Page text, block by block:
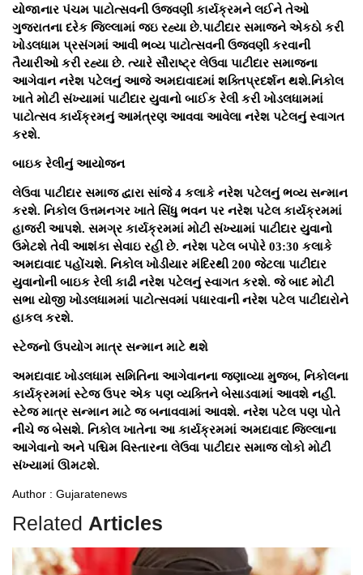
યોજાનાર પંચમ પાટોત્સવની ઉજવણી કાર્યક્રમને લઈને તેઓ
ગુજરાતના દરેક જિલ્લામાં જઇ રહ્યા છે.પાટીદાર સમાજને એકઠો કરી
ખોડલધામ પ્રસંગમાં આવી ભવ્ય પાટોત્સવની ઉજવણી કરવાની
તૈયારીઓ કરી રહ્યા છે. ત્યારે સૌરાષ્ટ્ર લેઉવા પાટીદાર સમાજના
આગેવાન નરેશ પટેલનું આજે અમદાવાદમાં શક્તિપ્રદર્શન થશે.નિકોલ
ખાતે મોટી સંખ્યામાં પાટીદાર યુવાનો બાઈક રેલી કરી ખોડલધામમાં
પાટોત્સવ કાર્યક્રમનું આમંત્રણ આવવા આવેલા નરેશ પટેલનું સ્વાગત
કરશે.
બાઇક રેલીનું આયોજન
લેઉવા પાટીદાર સમાજ દ્વારા સાંજે 4 કલાકે નરેશ પટેલનું ભવ્ય સન્માન
કરશે. નિકોલ ઉત્તમનગર ખાતે સિંધુ ભવન પર નરેશ પટેલ કાર્યક્રમમાં
હાજરી આપશે. સમગ્ર કાર્યક્રમમાં મોટી સંખ્યામાં પાટીદાર યુવાનો
ઉમેટશે તેવી આશંકા સેવાઇ રહી છે. નરેશ પટેલ બપોરે 03:30 કલાકે
અમદાવાદ પહોંચશે. નિકોલ ખોડીયાર મંદિરથી 200 જેટલા પાટીદાર
યુવાનોની બાઇક રેલી કાઢી નરેશ પટેલનું સ્વાગત કરશે. જે બાદ મોટી
સભા યોજી ખોડલધામમાં પાટોત્સવમાં પધારવાની નરેશ પટેલ પાટીદારોને
હાકલ કરશે.
સ્ટેજનો ઉપયોગ માત્ર સન્માન માટે થશે
અમદાવાદ ખોડલધામ સમિતિના આગેવાનના જણાવ્યા મુજબ, નિકોલના
કાર્યક્રમમાં સ્ટેજ ઉપર એક પણ વ્યક્તિને બેસાડવામાં આવશે નહીં.
સ્ટેજ માત્ર સન્માન માટે જ બનાવવામાં આવશે. નરેશ પટેલ પણ પોતે
નીચે જ બેસશે. નિકોલ ખાતેના આ કાર્યક્રમમાં અમદાવાદ જિલ્લાના
આગેવાનો અને પશ્ચિમ વિસ્તારના લેઉવા પાટીદાર સમાજ લોકો મોટી
સંખ્યામાં ઊમટશે.
Author : Gujaratenews
Related Articles